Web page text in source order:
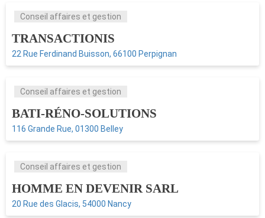
Conseil affaires et gestion
TRANSACTIONIS
22 Rue Ferdinand Buisson, 66100 Perpignan
Conseil affaires et gestion
BATI-RÉNO-SOLUTIONS
116 Grande Rue, 01300 Belley
Conseil affaires et gestion
HOMME EN DEVENIR SARL
20 Rue des Glacis, 54000 Nancy